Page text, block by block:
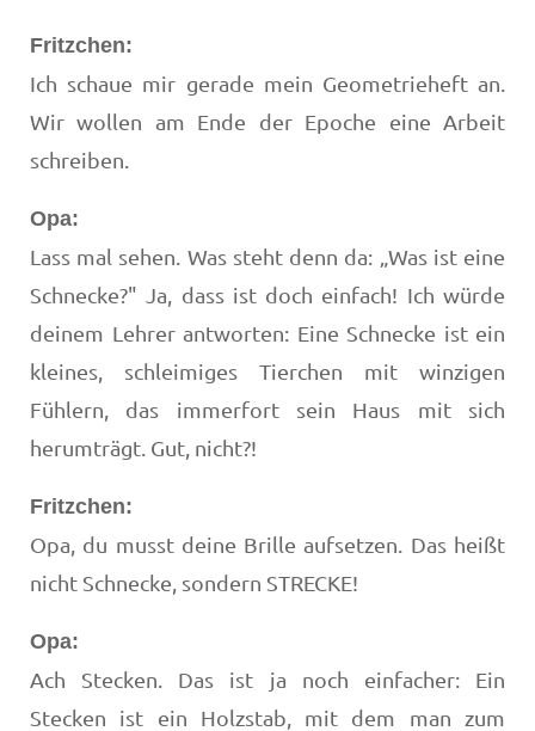
Fritzchen:
Ich schaue mir gerade mein Geometrieheft an.
Wir wollen am Ende der Epoche eine Arbeit
schreiben.
Opa:
Lass mal sehen. Was steht denn da: „Was ist eine
Schnecke?" Ja, dass ist doch einfach! Ich würde
deinem Lehrer antworten: Eine Schnecke ist ein
kleines, schleimiges Tierchen mit winzigen
Fühlern, das immerfort sein Haus mit sich
herumträgt. Gut, nicht?!
Fritzchen:
Opa, du musst deine Brille aufsetzen. Das heißt
nicht Schnecke, sondern STRECKE!
Opa:
Ach Stecken. Das ist ja noch einfacher: Ein
Stecken ist ein Holzstab, mit dem man zum